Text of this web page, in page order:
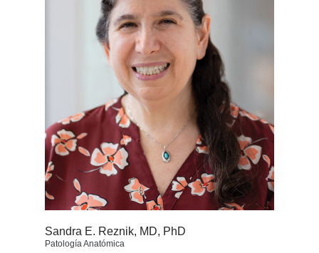
Sandra E. Reznik, MD, PhD
Patología Anatómica